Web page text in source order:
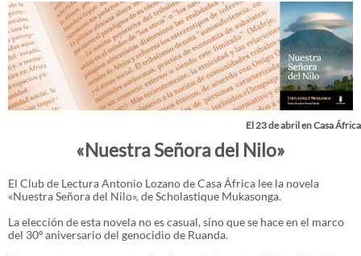
El 23 de abril en Casa África
«Nuestra Señora del Nilo»
El Club de Lectura Antonio Lozano de Casa África lee la novela
«Nuestra Señora del Nilo», de Scholastique Mukasonga.
La elección de esta novela no es casual, sino que se hace en el marco
del 30º aniversario del genocidio de Ruanda.